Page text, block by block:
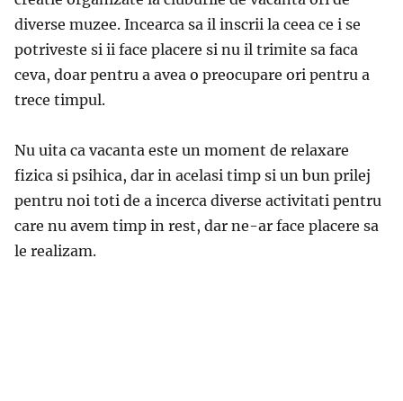
diverse muzee. Incearca sa il inscrii la ceea ce i se
potriveste si ii face placere si nu il trimite sa faca
ceva, doar pentru a avea o preocupare ori pentru a
trece timpul.
Nu uita ca vacanta este un moment de relaxare
fizica si psihica, dar in acelasi timp si un bun prilej
pentru noi toti de a incerca diverse activitati pentru
care nu avem timp in rest, dar ne-ar face placere sa
le realizam.